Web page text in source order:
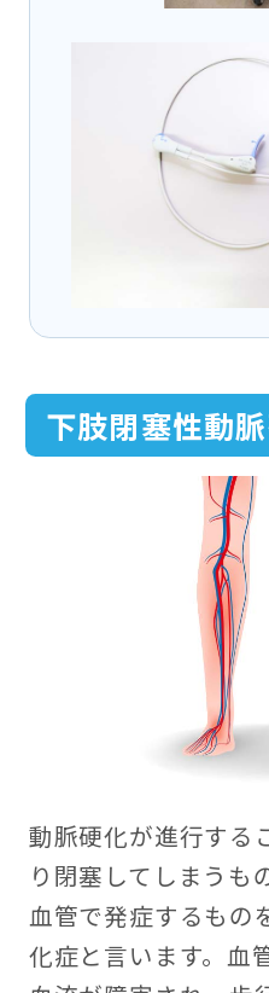
下肢閉塞性動
動脈硬化が進行する
り閉塞してしまうも
血管で発症するもの
化症と言います。血